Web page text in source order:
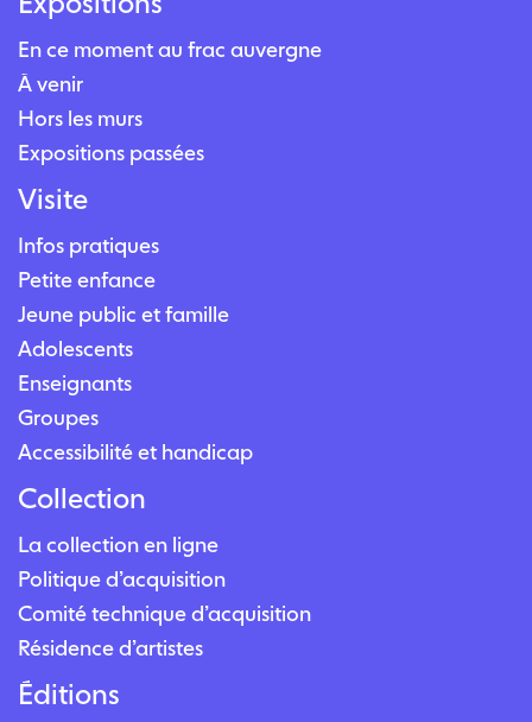
En ce moment au frac auvergne
À venir
Hors les murs
Expositions passées
Visite
Infos pratiques
Petite enfance
Jeune public et famille
Adolescents
Enseignants
Groupes
Accessibilité et handicap
Collection
La collection en ligne
Politique d’acquisition
Comité technique d’acquisition
Résidence d’artistes
Éditions